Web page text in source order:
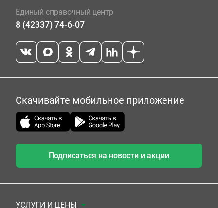
Единый справочный центр
8 (42337) 74-6-07
Скачивайте мобильное приложение
Подписаться на новости и акции
УСЛУГИ И ЦЕНЫ